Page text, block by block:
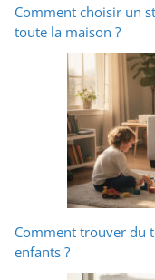
Comment choisir un
toute la maison ?
Comment trouver du
enfants ?